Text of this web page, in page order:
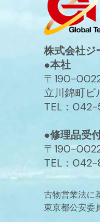
株式会社ジ
●本社
〒190-
立川錦町ビ
TEL：
●修理品受
〒190-
TEL：
古物営業法に
東京都公安委